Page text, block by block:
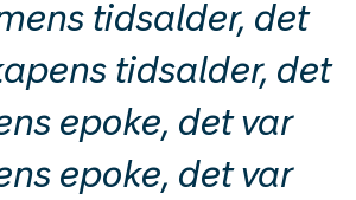
tidsalder, det
tidsalder, det
epoke, det var
epoke, det var